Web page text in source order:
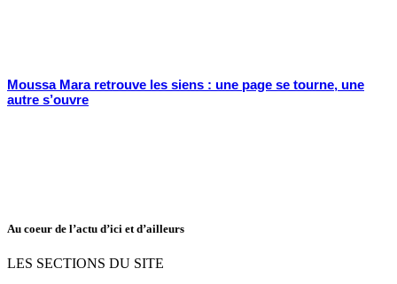
Moussa Mara retrouve les siens : une page se tourne, une
autre s’ouvre
Au coeur de l’actu d’ici et d’ailleurs
LES SECTIONS DU SITE